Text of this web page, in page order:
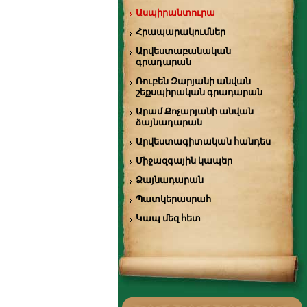
Ասպիրանտուրա
Հրապարակումներ
Արվեստաբանական
գրադարան
Ռուբեն Զարյանի անվան
շեքսպիրական գրադարան
Արամ Քոչարյանի անվան
ձայնադարան
Արվեստագիտական հանդես
Միջազգային կապեր
Ձայնադարան
Պատկերասրահ
Կապ մեզ հետ